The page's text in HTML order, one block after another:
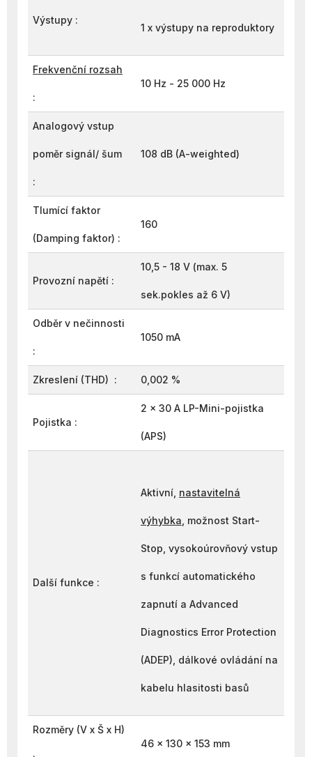
Výstupy :
1 x výstupy na reproduktory
Frekvenční rozsah
:
10 Hz - 25 000 Hz
Analogový vstup
poměr signál/ šum
:
108 dB (A-weighted)
Tlumící faktor
(Damping faktor) :
160
Provozní napětí :
10,5 - 18 V (max. 5
sek.pokles až 6 V)
Odběr v nečinnosti
:
1050 mA
Zkreslení (THD) : 0,002 %
Pojistka :
2 x 30 A LP-Mini-pojistka
(APS)
Další funkce :
Aktivní, nastavitelná
výhybka , možnost Start-
Stop, vysokoúrovňový vstup
s funkcí automatického
zapnutí a Advanced
Diagnostics Error Protection
(ADEP), dálkové ovládání na
kabelu hlasitosti basů
Rozměry (V x Š x H)
46 x 130 x 153 mm